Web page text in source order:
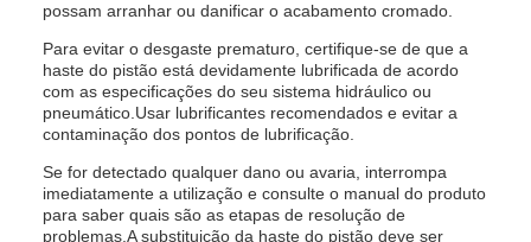
possam arranhar ou danificar o acabamento cromado.
Para evitar o desgaste prematuro, certifique-se de que a
haste do pistão está devidamente lubrificada de acordo
com as especificações do seu sistema hidráulico ou
pneumático.Usar lubrificantes recomendados e evitar a
contaminação dos pontos de lubrificação.
Se for detectado qualquer dano ou avaria, interrompa
imediatamente a utilização e consulte o manual do produto
para saber quais são as etapas de resolução de
problemas.A substituição da haste do pistão deve ser